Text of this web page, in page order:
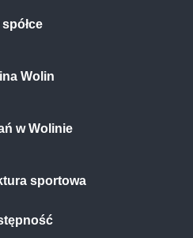
spółce
Wolin
w Wolinie
sportowa